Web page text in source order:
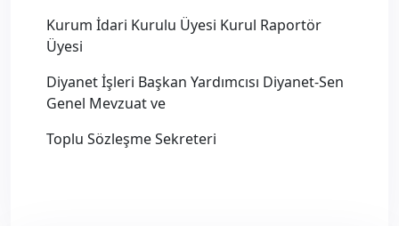
Kurum İdari Kurulu Üyesi Kurul Raportör
Üyesi
Diyanet İşleri Başkan Yardımcısı Diyanet-Sen
Genel Mevzuat ve
Toplu Sözleşme Sekreteri